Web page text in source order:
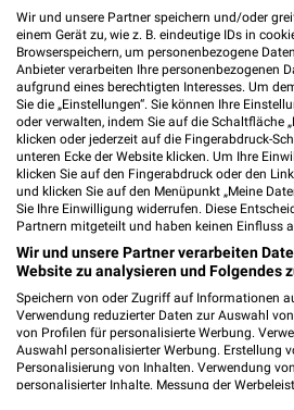
Sport 2000 Prospekte,
Stabilo Fachmarkt
Emmendingen
Stark Baustoffe Filialen
Villingen
Wir und unsere Partner speichern und/oder
einem Gerät zu, wie z. B. eindeutige IDs in
Browserspeichern, um personenbezogene
Anbieter verarbeiten Ihre personenbezogenen
aufgrund eines berechtigten Interesses. Um
Sie die „Einstellungen“. Sie können Ihre
oder verwalten, indem Sie auf die Schaltfläche
klicken oder jederzeit auf die Fingerabdruck-
unteren Ecke der Website klicken. Um Ihre
klicken Sie auf den Fingerabdruck oder den
und klicken Sie auf den Menüpunkt „Meine
Sie Ihre Einwilligung widerrufen. Diese
Partnern mitgeteilt und haben keinen Einfluss
Wir und unsere Partner verarbeiten
Website zu analysieren und Folgendes
Speichern von oder Zugriff auf Informationen
Verwendung reduzierter Daten zur Auswahl
von Profilen für personalisierte Werbung.
Auswahl personalisierter Werbung. Erstellung
Personalisierung von Inhalten. Verwendung
personalisierter Inhalte. Messung der